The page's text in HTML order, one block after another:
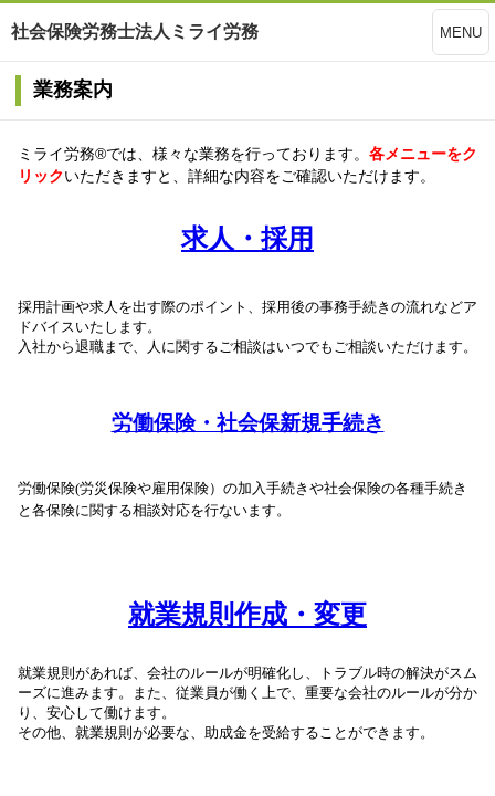
社会保険労務士法人ミライ労務 MENU
業務案内
ミライ労務®では、様々な業務を行っております。 各メニューをク
リックいただきますと、詳細な内容をご確認いただけます。
求人・採用
採用計画や求人を出す際のポイント、採用後の事務手続きの流れなどア
ドバイスいたします。
入社から退職まで、人に関するご相談はいつでもご相談いただけます。
労働保険・社会保新規手続き
労働保険(労災保険や雇用保険）の加入手続きや社会保険の各種手続き
と各保険に関する相談対応を行ないます。
就業規則作成・変更
就業規則があれば、会社のルールが明確化し、
トラブル時の解決がスム
ーズに進みます。また、従業員が働く上で、重要な会社のルールが分か
り、 安心して働けます。
その他、就業規則が必要な、助成金を受給することができます。